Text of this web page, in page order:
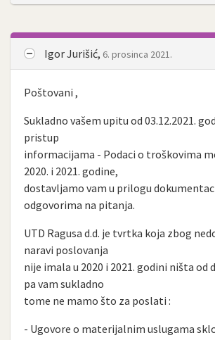
Igor Jurišić, 6. prosinca 2021.
Poštovani ,
Sukladno vašem upitu od 03.12.2021.
pristup
informacijama - Podaci o troškovima
2020. i 2021. godine,
dostavljamo vam u prilogu
odgovorima na pitanja.
UTD Ragusa d.d. je tvrtka koja zbog
naravi poslovanja
nije imala u 2020 i 2021. godini ništa od
pa vam sukladno
tome ne mamo što za poslati :
- Ugovore o materijalnim uslugama